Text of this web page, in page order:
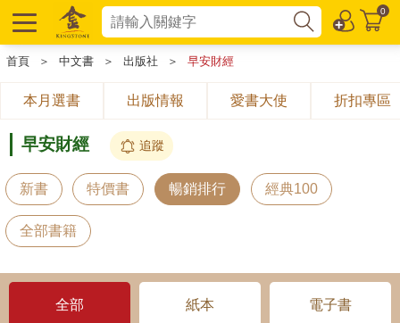
0
首頁 ＞ 中文書 ＞ 出版社 ＞ 早安財經
本月選書 出版情報 愛書大使 折扣專區
早安財經 追蹤
新書 特價書 暢銷排行 經典100
全部書籍
全部 紙本 電子書